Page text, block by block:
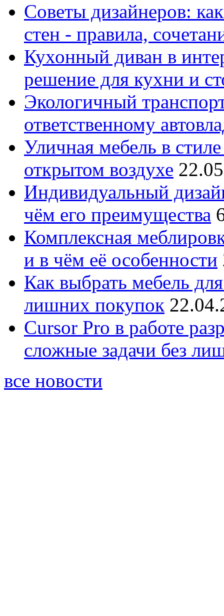
Советы дизайнеров:
стен - правила,
Кухонный диван в
решение для кухни и
Экологичный
ответственному
Уличная мебель в
открытом воздухе
Индивидуальный
чём его преимущества
Комплексная
и в чём её особенности
Как выбрать мебель
лишних покупок
Cursor Pro в работе
сложные задачи без
все новости